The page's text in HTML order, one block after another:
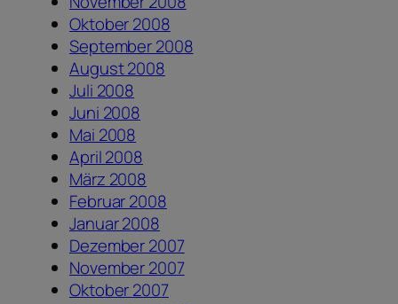
Oktober 2008
September 2008
August 2008
Juli 2008
Juni 2008
Mai 2008
April 2008
März 2008
Februar 2008
Januar 2008
Dezember 2007
November 2007
Oktober 2007